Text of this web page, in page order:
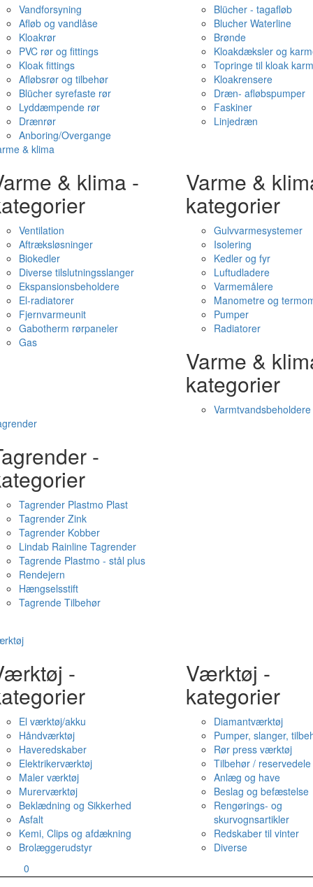
Vandforsyning
Afløb og vandlåse
Kloakrør
PVC rør og fittings
Kloak fittings
Afløbsrør og tilbehør
Blücher syrefaste rør
Lyddæmpende rør
Drænrør
Anboring/Overgange
Blücher - tagafløb
Blucher Waterline
Brønde
Kloakdæksler og
Topringe til kloak
Kloakrensere
Dræn- afløbspumper
Faskiner
Linjedræn
& klima
& klima -
Ventilation
Aftræksløsninger
Biokedler
Diverse tilslutningsslanger
Ekspansionsbeholdere
El-radiatorer
Fjernvarmeunit
Gabotherm rørpaneler
Gas
Varme &
kategorier
Gulvvarmesystemer
Isolering
Kedler og fyr
Luftudladere
Varmemålere
Manometre og
Pumper
Radiatorer
Varme &
kategorier
Varmtvandsbeholdere
-
Tagrender Plastmo Plast
Tagrender Zink
Tagrender Kobber
Lindab Rainline Tagrender
Tagrende Plastmo - stål plus
Rendejern
Hængselsstift
Tagrende Tilbehør
-
El værktøj/akku
Håndværktøj
Haveredskaber
Elektrikerværktøj
Maler værktøj
Murerværktøj
Beklædning og Sikkerhed
Asfalt
Kemi, Clips og afdækning
Brolæggerudstyr
Værktøj -
kategorier
Diamantværktøj
Pumper, slanger,
Rør press værktøj
Tilbehør / reservedele
Anlæg og have
Beslag og befæstelse
Rengørings- og
skurvognsartikler
Redskaber til vinter
Diverse
0